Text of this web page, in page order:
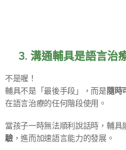
❓3. 溝通輔具是語言治
不是喔！
輔具不是「最後手段」，而是隨時
在語言治療的任何階段使用。
當孩子一時無法順利說話時，輔具
驗，進而加速語言能力的發展。